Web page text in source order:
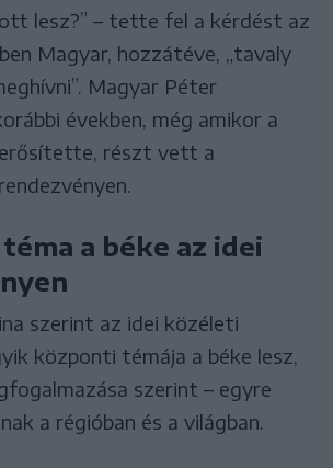
lesz?” – tette fel a kérdést az
Magyar, hozzátéve, „tavaly
Magyar Péter
években, még amikor a
részt vett a
a béke az idei
szerint az idei közéleti
központi témája a béke lesz,
szerint – egyre
a régióban és a világban.